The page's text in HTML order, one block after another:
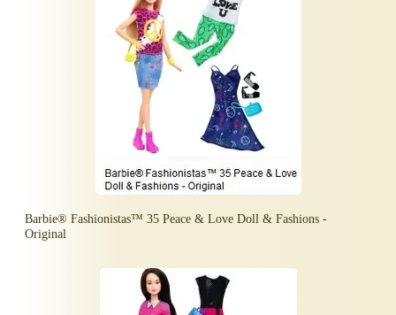
Barbie® Fashionistas™ 35 Peace & Love Doll & Fashions -
Original